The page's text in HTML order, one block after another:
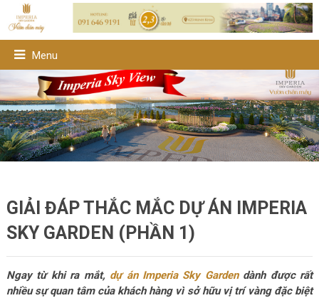
Menu
GIẢI ĐÁP THẮC MẮC DỰ ÁN IMPERIA
SKY GARDEN (PHẦN 1)
Ngay từ khi ra mắt, dự án Imperia Sky Gardendành được rất
nhiều sự quan tâm của khách hàng vì sở hữu vị trí vàng đặc biệt